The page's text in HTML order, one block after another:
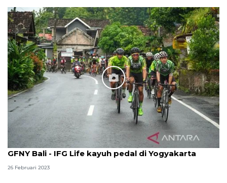
GFNY Bali - IFG Life kayuh pedal di Yogyakarta
26 Februari 2023